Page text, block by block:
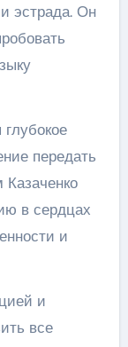
эстрада. Он
передать
Казаченко
в сердцах
и
и
все